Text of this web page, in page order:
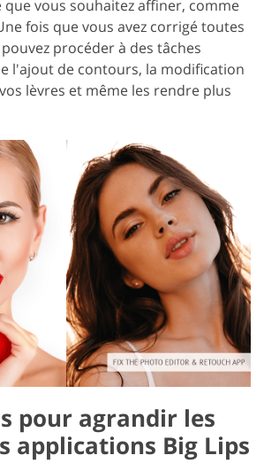
que vous souhaitez affiner, comme
fois que vous avez corrigé toutes
procéder à des tâches
l'ajout de contours, la modification
lèvres et même les rendre plus
pour agrandir les
applications Big Lips